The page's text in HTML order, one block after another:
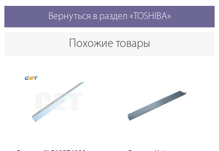
Вернуться в раздел «TOSHIBA»
Похожие товары